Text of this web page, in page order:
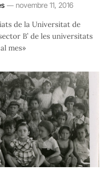
novembre 11, 2016
de la Universitat de
B’ de les universitats
mes»